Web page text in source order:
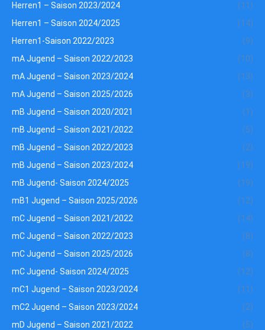
Herren1 – Saison 2023/2024
(11)
Herren1 – Saison 2024/2025
(14)
Herren1-Saison 2022/2023
(9)
mA Jugend – Saison 2022/2023
(10)
mA Jugend – Saison 2023/2024
(13)
mA Jugend – Saison 2025/2026
(3)
mB Jugend – Saison 2020/2021
(1)
mB Jugend – Saison 2021/2022
(5)
mB Jugend – Saison 2022/2023
(2)
mB Jugend – Saison 2023/2024
(19)
mB Jugend- Saison 2024/2025
(19)
mB1 Jugend – Saison 2025/2026
(12)
mC Jugend – Saison 2021/2022
(14)
mC Jugend – Saison 2022/2023
(8)
mC Jugend – Saison 2025/2026
(8)
mC Jugend- Saison 2024/2025
(12)
mC1 Jugend – Saison 2023/2024
(11)
mC2 Jugend – Saison 2023/2024
(2)
mD Jugend – Saison 2021/2022
(5)